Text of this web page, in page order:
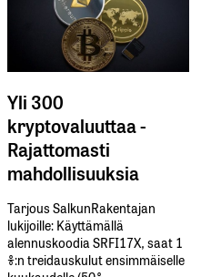
Yli 300
kryptovaluuttaa -
Rajattomasti
mahdollisuuksia
Tarjous SalkunRakentajan
lukijoille: Käyttämällä​ ​
alennuskoodia​ ​SRFI17X,​ ​saat​ ​1
%:n treidauskulut​ ​ensimmäiselle​ ​